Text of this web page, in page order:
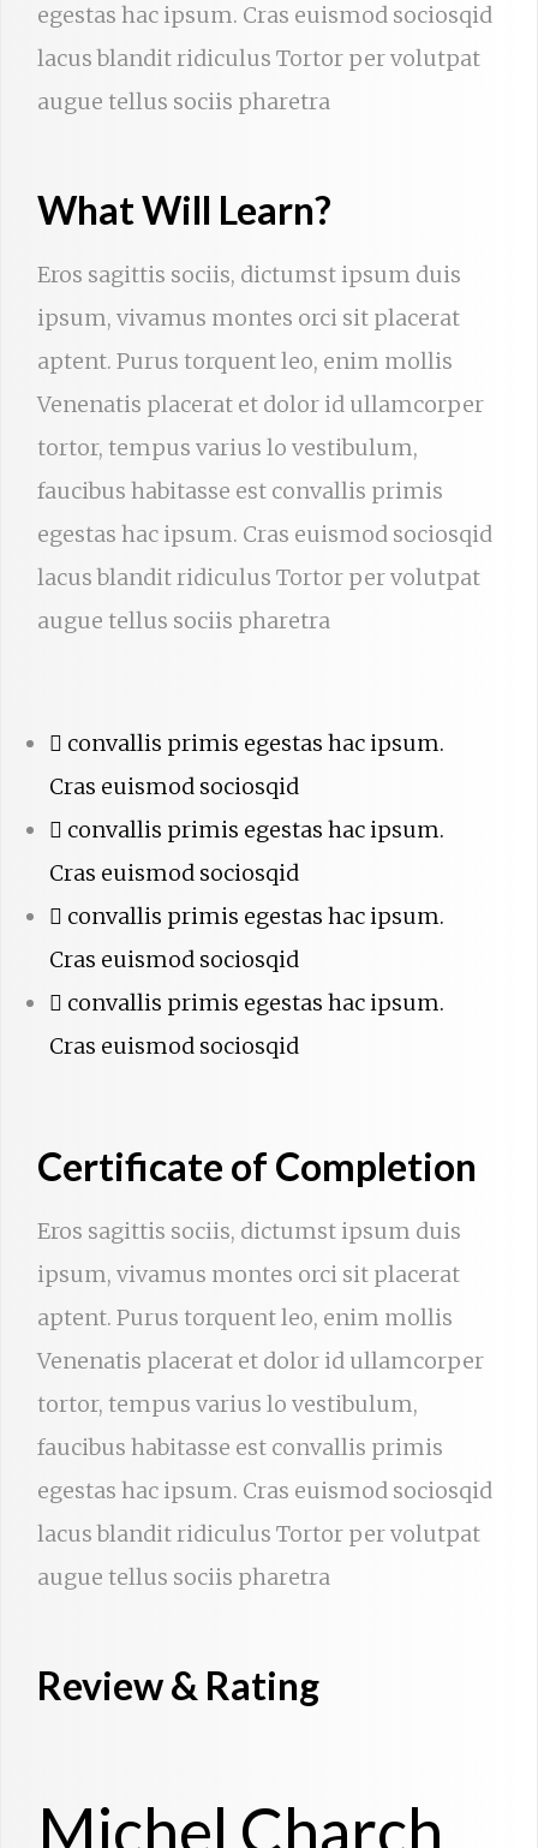
egestas hac ipsum. Cras euismod sociosqid
lacus blandit ridiculus Tortor per volutpat
augue tellus sociis pharetra
What Will Learn?
Eros sagittis sociis, dictumst ipsum duis
ipsum, vivamus montes orci sit placerat
aptent. Purus torquent leo, enim mollis
Venenatis placerat et dolor id ullamcorper
tortor, tempus varius lo vestibulum,
faucibus habitasse est convallis primis
egestas hac ipsum. Cras euismod sociosqid
lacus blandit ridiculus Tortor per volutpat
augue tellus sociis pharetra
convallis primis egestas hac ipsum.
Cras euismod sociosqid
convallis primis egestas hac ipsum.
Cras euismod sociosqid
convallis primis egestas hac ipsum.
Cras euismod sociosqid
convallis primis egestas hac ipsum.
Cras euismod sociosqid
Certificate of Completion
Eros sagittis sociis, dictumst ipsum duis
ipsum, vivamus montes orci sit placerat
aptent. Purus torquent leo, enim mollis
Venenatis placerat et dolor id ullamcorper
tortor, tempus varius lo vestibulum,
faucibus habitasse est convallis primis
egestas hac ipsum. Cras euismod sociosqid
lacus blandit ridiculus Tortor per volutpat
augue tellus sociis pharetra
Review & Rating
Michel Charch